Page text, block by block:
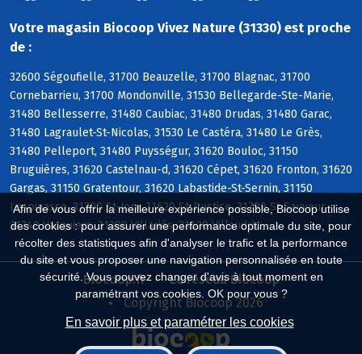
Afin de vous offrir la meilleure expérience possible, Biocoop utilise
des cookies : pour assurer une performance optimale du site, pour
récolter des statistiques afin d'analyser le trafic et la performance
du site et vous proposer une navigation personnalisée en toute
sécurité. Vous pouvez changer d'avis à tout moment en
paramétrant vos cookies. OK pour vous ?
En savoir plus et paramétrer les cookies
Votre magasin Biocoop Vivez Nature (31330) est proche
de :
32600 Ségoufielle, 31700 Beauzelle, 31700 Blagnac, 31700
Cornebarrieu, 31700 Mondonville, 31530 Bellegarde-Ste-Marie,
31480 Bellesserre, 31480 Caubiac, 31480 Drudas, 31480 Garac,
31480 Lagraulet-St-Nicolas, 31530 Le Castéra, 31480 Le Grès,
31480 Pelleport, 31480 Puysségur, 31620 Bouloc, 31150
Bruguières, 31620 Castelnau-d, 31620 Cépet, 31620 Fronton, 31620
Gargas, 31150 Gratentour, 31620 Labastide-St-Sernin, 31150
Lespinasse, 31790 St-Jory, 31620 St-Rustice, 31790 St-Sauveur,
31340 Vacquiers, 31380 Villariès, 31620 Villaudric
Biocoop.fr
Le réseau Biocoop
Copyright Biocoop 2026